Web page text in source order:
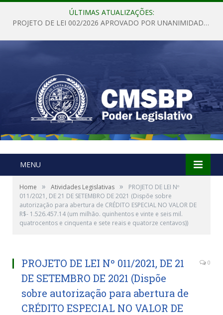
ÚLTIMAS ATUALIZAÇÕES:
PROJETO DE LEI 002/2026 APROVADO POR UNANIMIDADE EM SESSÃO ORDINÁRIA NESTA QUINTA – FEIRA 28 DE MAIO DE 2026
MENU
Home » Atividades Legislativas »
PROJETO DE LEI Nº
011/2021, DE 21 DE SETEMBRO DE 2021 (Dispõe sobre
autorização para abertura de CRÉDITO ESPECIAL NO VALOR DE
R$- 1.526.457.14 (um milhão. quinhentos e vinte e seis mil.
quatrocentos e cinquenta e sete reais e quatorze centavos))
PROJETO DE LEI Nº 011/2021, DE 21
DE SETEMBRO DE 2021 (Dispõe
sobre autorização para abertura de
CRÉDITO ESPECIAL NO VALOR DE
0